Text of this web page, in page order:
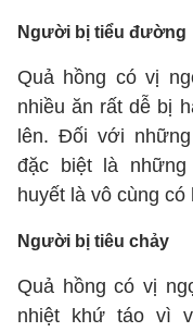
Người bị tiểu đường
Quả hồng có vị
nhiều ăn rất dễ bị
lên. Đối với
đặc biệt là
huyết là vô cùng có
Người bị tiêu chảy
Quả hồng có vị
nhiệt khứ táo vì